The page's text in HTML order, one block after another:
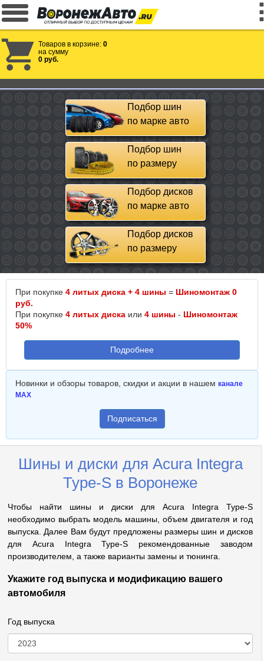
Товаров в корзине: 0
на сумму
0 руб.
Подбор шин
по марке авто
Подбор шин
по размеру
Подбор дисков
по марке авто
Подбор дисков
по размеру
При покупке 4 литых диска + 4 шины = Шиномонтаж 0
руб.
При покупке 4 литых диска или 4 шины - Шиномонтаж
50%
Подробнее
Новинки и обзоры товаров, скидки и акции в нашем канале
MAX
Подписаться
Шины и диски для Acura Integra
Type-S в Воронеже
Чтобы найти шины и диски для Acura Integra Type-S
необходимо выбрать модель машины, объем двигателя и год
выпуска. Далее Вам будут предложены размеры шин и дисков
для Acura Integra Type-S рекомендованные заводом
производителем, а также варианты замены и тюнинга.
Укажите год выпуска и модификацию вашего
автомобиля
Год выпуска